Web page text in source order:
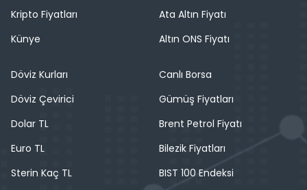
Kripto Fiyatları
Künye
Ata Altın Fiyatı
Altın ONS Fiyatı
Döviz Kurları
Döviz Çevirici
Dolar TL
Euro TL
Sterin Kaç TL
Canlı Borsa
Gümüş Fiyatları
Brent Petrol Fiyatı
Bilezik Fiyatları
BIST 100 Endeksi